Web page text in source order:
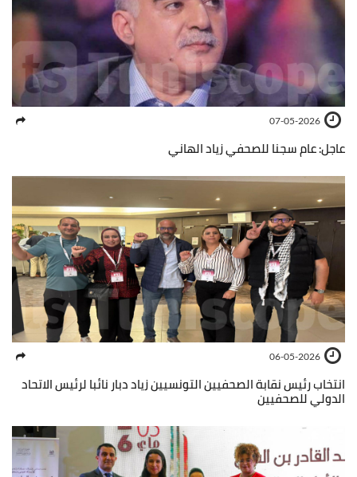
07-05-2026
عاجل: عام سجنا للصحفي زياد الهاني
06-05-2026
انتخاب رئيس نقابة الصحفيين التونسيين زياد دبار نائبا لرئيس الاتحاد
الدولي للصحفيين